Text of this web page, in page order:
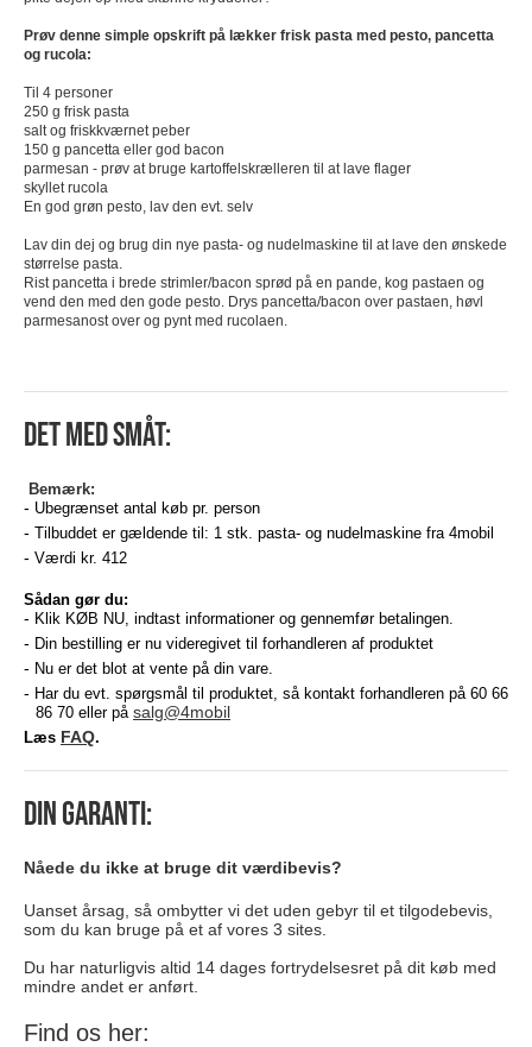
Prøv denne simple opskrift på lækker frisk pasta med pesto, pancetta
og rucola:
Til 4 personer
250 g frisk pasta
salt og friskkværnet peber
150 g pancetta eller god bacon
parmesan - prøv at bruge kartoffelskrælleren til at lave flager
skyllet rucola
En god grøn pesto, lav den evt. selv
Lav din dej og brug din nye pasta- og nudelmaskine til at lave den ønskede
størrelse pasta.
Rist pancetta i brede strimler/bacon sprød på en pande, kog pastaen og
vend den med den gode pesto. Drys pancetta/bacon over pastaen, høvl
parmesanost over og pynt med rucolaen.
Det med småt:
Bemærk:
Ubegrænset antal køb pr. person
Tilbuddet er gældende til: 1 stk. pasta- og nudelmaskine fra 4mobil
Værdi kr. 412
Sådan gør du:
Klik KØB NU, indtast informationer og gennemfør betalingen.
Din bestilling er nu videregivet til forhandleren af produktet
Nu er det blot at vente på din vare.
Har du evt. spørgsmål til produktet, så kontakt forhandleren på 60 66
86 70 eller på salg@4mobil
Læs FAQ.
Din garanti:
Nåede du ikke at bruge dit værdibevis?
Uanset årsag, så ombytter vi det uden gebyr til et tilgodebevis,
som du kan bruge på et af vores 3 sites.
Du har naturligvis altid 14 dages fortrydelsesret på dit køb med
mindre andet er anført.
Find os her: